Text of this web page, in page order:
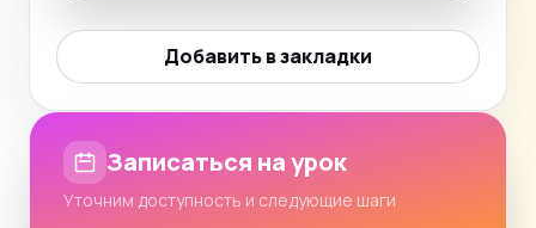
Добавить в закладки
Записаться на урок
Уточним доступность и следующие шаги